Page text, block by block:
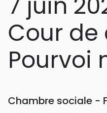
Cour
Pourvoi
Chambre sociale -